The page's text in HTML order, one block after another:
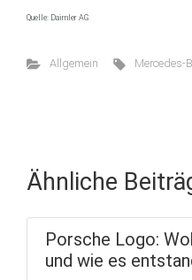
Quelle: Daimler AG
Allgemein Mercedes-
Ähnliche
Porsche Logo:
und wie es